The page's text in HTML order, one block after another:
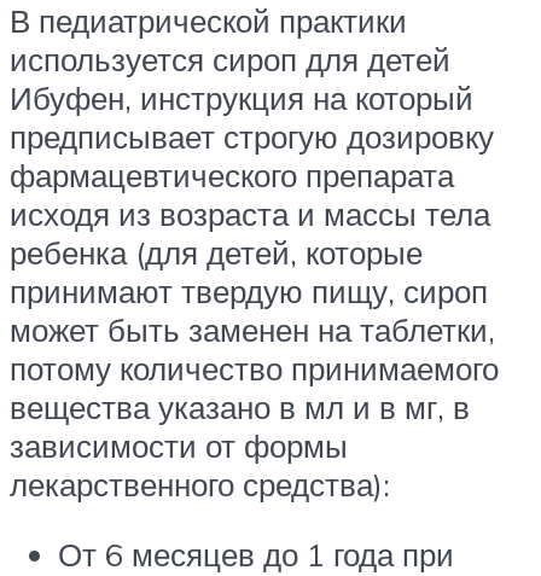
В педиатрической практики
используется сироп для детей
Ибуфен, инструкция на который
предписывает строгую дозировку
фармацевтического препарата
исходя из возраста и массы тела
ребенка (для детей, которые
принимают твердую пищу, сироп
может быть заменен на таблетки,
потому количество принимаемого
вещества указано в мл и в мг, в
зависимости от формы
лекарственного средства):
От 6 месяцев до 1 года при